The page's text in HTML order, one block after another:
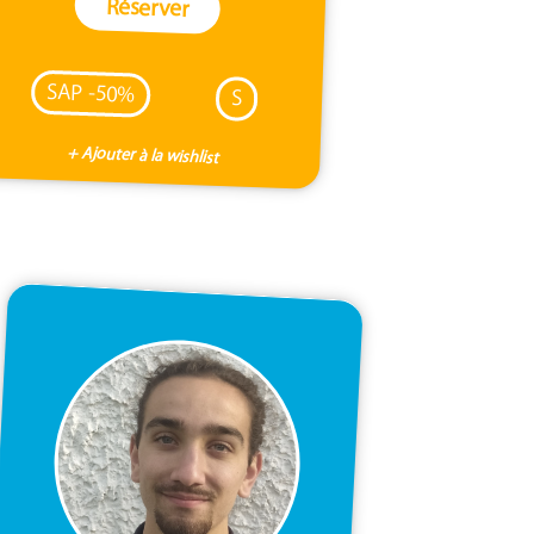
SAP -50% S
+ Ajouter à la wishlist